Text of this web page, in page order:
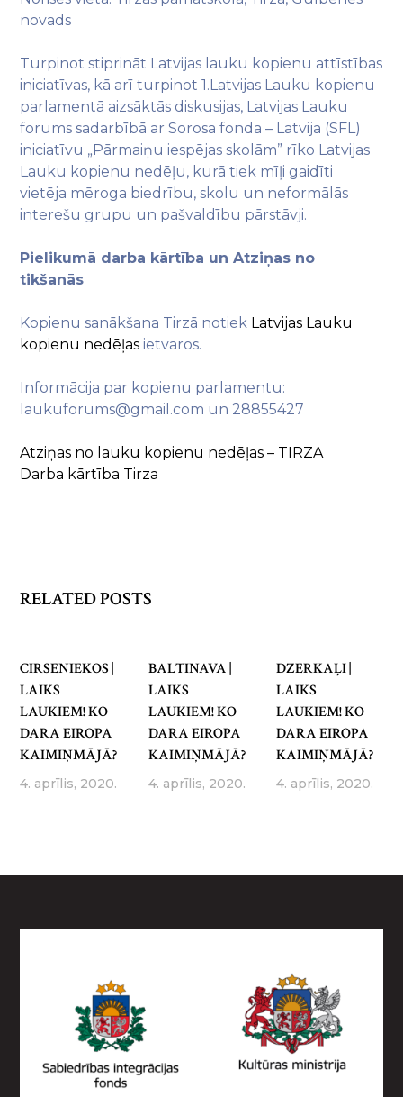
novads
Turpinot stiprināt Latvijas lauku kopienu attīstības
iniciatīvas, kā arī turpinot 1.Latvijas Lauku kopienu
parlamentā aizsāktās diskusijas, Latvijas Lauku
forums sadarbībā ar Sorosa fonda – Latvija (SFL)
iniciatīvu „Pārmaiņu iespējas skolām” rīko Latvijas
Lauku kopienu nedēļu, kurā tiek mīļi gaidīti
vietēja mēroga biedrību, skolu un neformālās
interešu grupu un pašvaldību pārstāvji.
Pielikumā darba kārtība un Atziņas no
tikšanās
Kopienu sanākšana Tirzā notiek Latvijas Lauku
kopienu nedēļas ietvaros.
Informācija par kopienu parlamentu:
laukuforums@gmail.com un 28855427
Atziņas no lauku kopienu nedēļas – TIRZA
Darba kārtība Tirza
RELATED POSTS
CIRSENIEKOS |
LAIKS
LAUKIEM! KO
DARA EIROPA
KAIMIŅMĀJĀ?
4. aprīlis, 2020.
BALTINAVA |
LAIKS
LAUKIEM! KO
DARA EIROPA
KAIMIŅMĀJĀ?
4. aprīlis, 2020.
DZERKAĻI |
LAIKS
LAUKIEM! KO
DARA EIROPA
KAIMIŅMĀJĀ?
4. aprīlis, 2020.